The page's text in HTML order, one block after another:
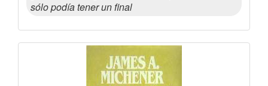
sólo podía tener un final